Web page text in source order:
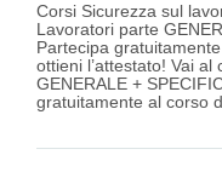
Corsi Sicurezza sul
Lavoratori parte
Partecipa
ottieni l’attestato! Vai
GENERALE +
gratuitamente al corso